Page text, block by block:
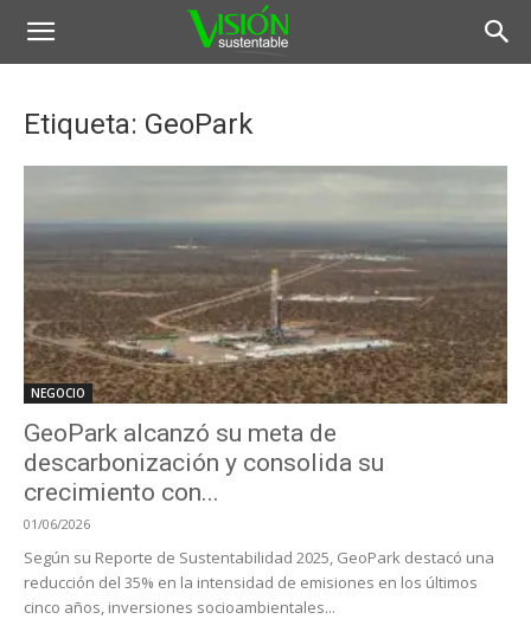
Etiqueta: GeoPark
NEGOCIO
GeoPark alcanzó su meta de
descarbonización y consolida su
crecimiento con...
01/06/2026
Según su Reporte de Sustentabilidad 2025, GeoPark destacó una
reducción del 35% en la intensidad de emisiones en los últimos
cinco años, inversiones socioambientales...